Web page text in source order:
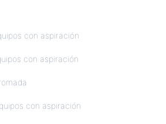
con aspiración
con aspiración
con aspiración